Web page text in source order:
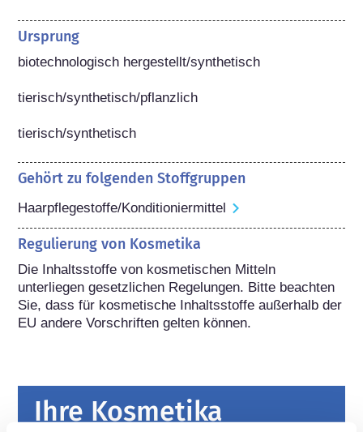
Ursprung
biotechnologisch hergestellt/synthetisch
tierisch/synthetisch/pflanzlich
tierisch/synthetisch
Gehört zu folgenden Stoffgruppen
Haarpflegestoffe/Konditioniermittel
Regulierung von Kosmetika
Die Inhaltsstoffe von kosmetischen Mitteln
unterliegen gesetzlichen Regelungen. Bitte beachten
Sie, dass für kosmetische Inhaltsstoffe außerhalb der
EU andere Vorschriften gelten können.
Ihre Kosmetika